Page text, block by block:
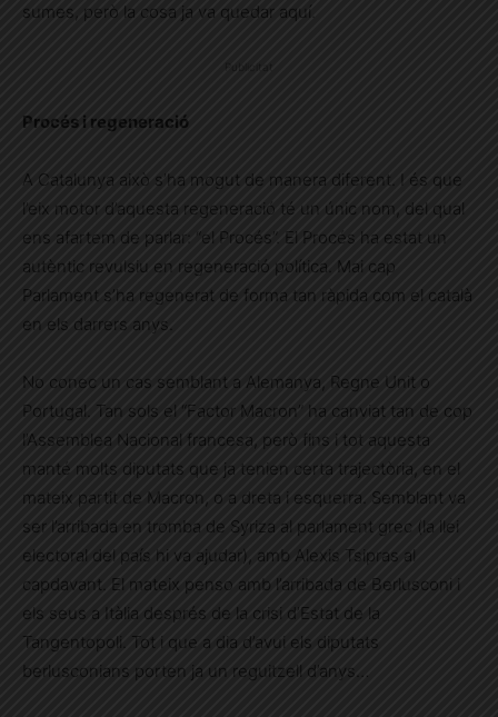
sumes, però la cosa ja va quedar aquí.
Procés i regeneració
A Catalunya això s’ha mogut de manera diferent. I és que
l’eix motor d’aquesta regeneració té un únic nom, del qual
ens afartem de parlar: “el Procés”. El Procés ha estat un
autèntic revulsiu en regeneració política. Mai cap
Parlament s’ha regenerat de forma tan ràpida com el català
en els darrers anys.
No conec un cas semblant a Alemanya, Regne Unit o
Portugal. Tan sols el “Factor Macron” ha canviat tan de cop
l’Assemblea Nacional francesa, però fins i tot aquesta
manté molts diputats que ja tenien certa trajectòria, en el
mateix partit de Macron, o a dreta i esquerra. Semblant va
ser l’arribada en tromba de Syriza al parlament grec (la llei
electoral del país hi va ajudar), amb Alexis Tsipras al
capdavant. El mateix penso amb l’arribada de Berlusconi i
els seus a Itàlia després de la crisi d’Estat de la
Tangentopoli. Tot i que a dia d’avui els diputats
berlusconians porten ja un reguitzell d’anys…